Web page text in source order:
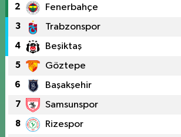
2 Fenerbahçe
3 Trabzonspor
4 Beşiktaş
5 Göztepe
6 Başakşehir
7 Samsunspor
8 Rizespor